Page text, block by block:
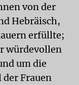
von der
Hebräisch,
erfüllte;
würdevollen
um die
der Frauen